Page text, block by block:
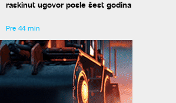
raskinut ugovor posle šest godina
Pre 44 min